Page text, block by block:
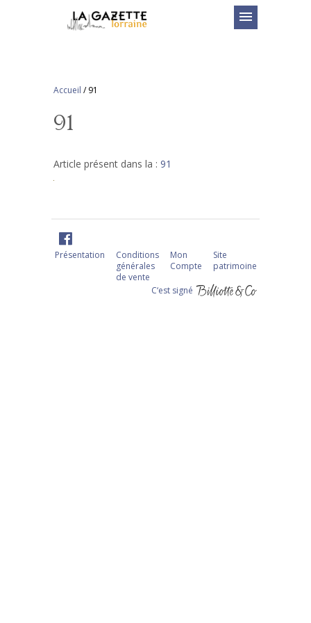
menu
Accueil /91
91
Article présent dans la :91
Présentation
Conditions
générales
de vente
Mon
Compte
Site
patrimoine
C‘est signé